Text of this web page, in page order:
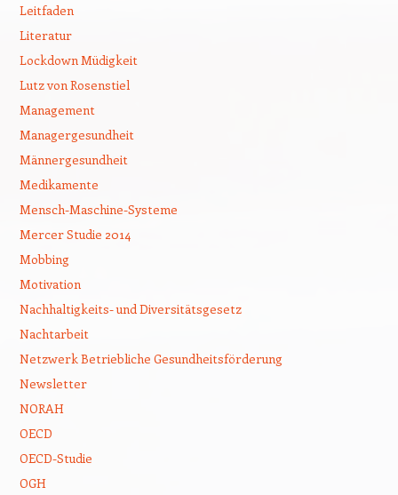
Leitfaden
Literatur
Lockdown Müdigkeit
Lutz von Rosenstiel
Management
Managergesundheit
Männergesundheit
Medikamente
Mensch-Maschine-Systeme
Mercer Studie 2014
Mobbing
Motivation
Nachhaltigkeits- und Diversitätsgesetz
Nachtarbeit
Netzwerk Betriebliche Gesundheitsförderung
Newsletter
NORAH
OECD
OECD-Studie
OGH